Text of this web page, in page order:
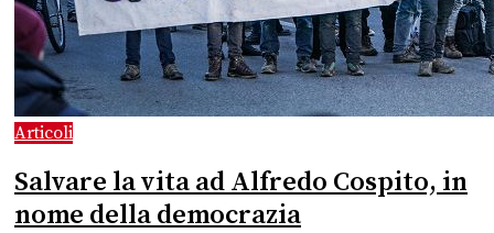
Articoli
Salvare la vita ad Alfredo Cospito, in
nome della democrazia